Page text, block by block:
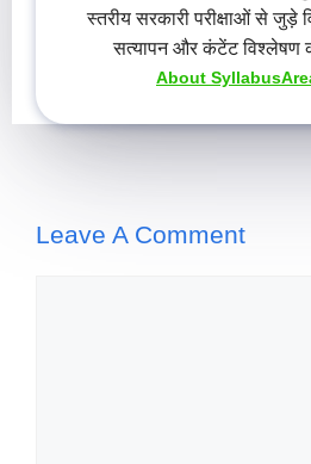
स्तरीय सरकारी परीक्षाओं से जुड़े
सत्यापन और कंटेंट विश्लेषण
About
Leave A Comment